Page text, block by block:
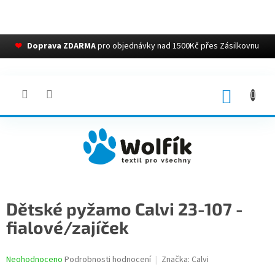
❤ Doprava ZDARMApro objednávky nad 1500Kč přes Zásilkovnu
Dětské pyžamo Calvi 23-107 -
fialové/zajíček
Průměrné
Neohodnoceno Podrobnosti hodnocení Značka: Calvi